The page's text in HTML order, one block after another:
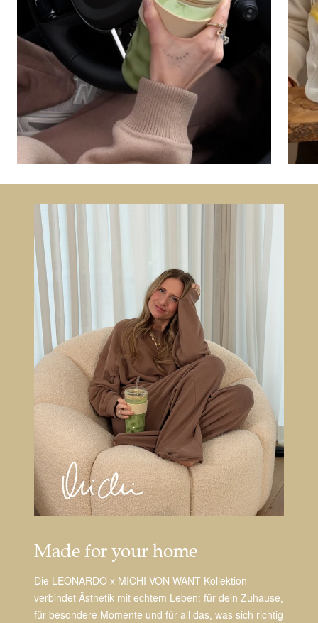
Made for your home
Die LEONARDO x MICHI VON WANT Kollektion
verbindet Ästhetik mit echtem Leben: für dein Zuhause,
für besondere Momente und für all das, was sich richtig